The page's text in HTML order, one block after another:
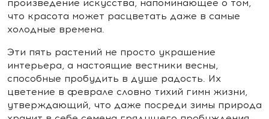
произведение искусства, напоминающее о том,
что красота может расцветать даже в самые
холодные времена.
Эти пять растений не просто украшение
интерьера, а настоящие вестники весны,
способные пробудить в душе радость. Их
цветение в феврале словно тихий гимн жизни,
утверждающий, что даже посреди зимы природа